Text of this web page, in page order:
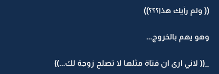
(( ولم رأيك هذا؟؟؟))
وهو يهم بالخروج...
_(( لاني ارى ان فتاة مثلها لا تصلح زوجة لك...))